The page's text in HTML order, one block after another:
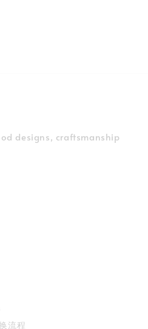
designs, craftsmanship
流程